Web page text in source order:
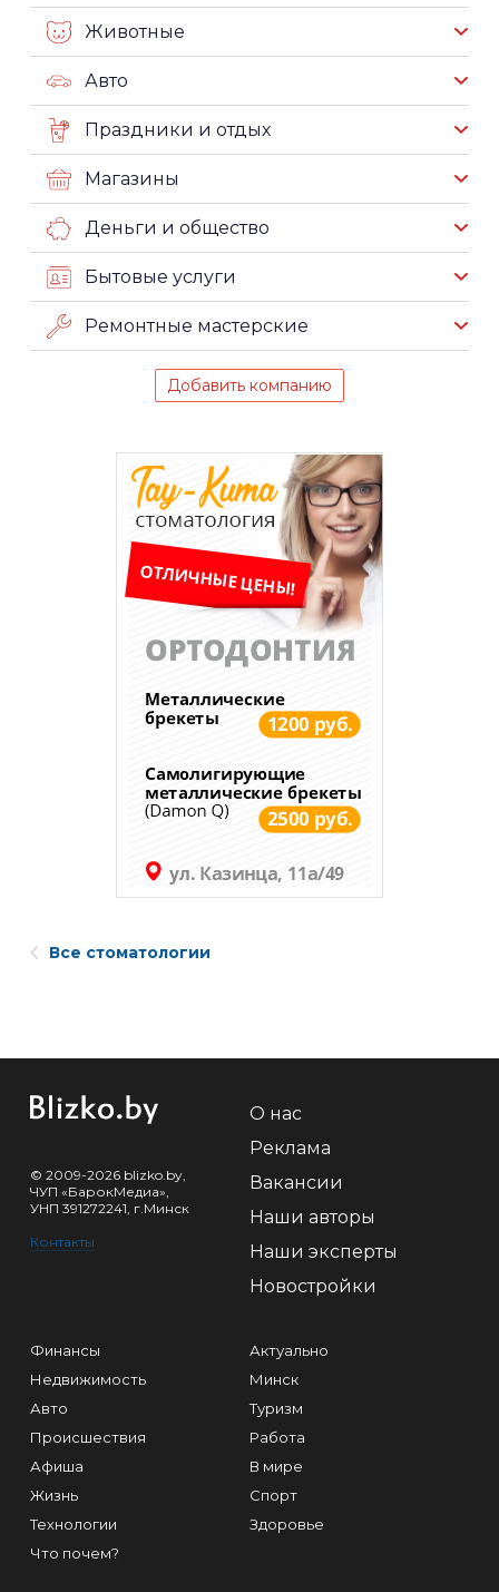
Животные
Авто
Праздники и отдых
Магазины
Деньги и общество
Бытовые услуги
Ремонтные мастерские
Добавить компанию
Все стоматологии
© 2009-2026 blizko.by,
ЧУП «БарокМедиа»,
УНП 391272241, г.Минск
Контакты
О нас
Реклама
Вакансии
Наши авторы
Наши эксперты
Новостройки
Финансы
Недвижимость
Авто
Происшествия
Афиша
Жизнь
Технологии
Что почем?
Актуально
Минск
Туризм
Работа
В мире
Спорт
Здоровье